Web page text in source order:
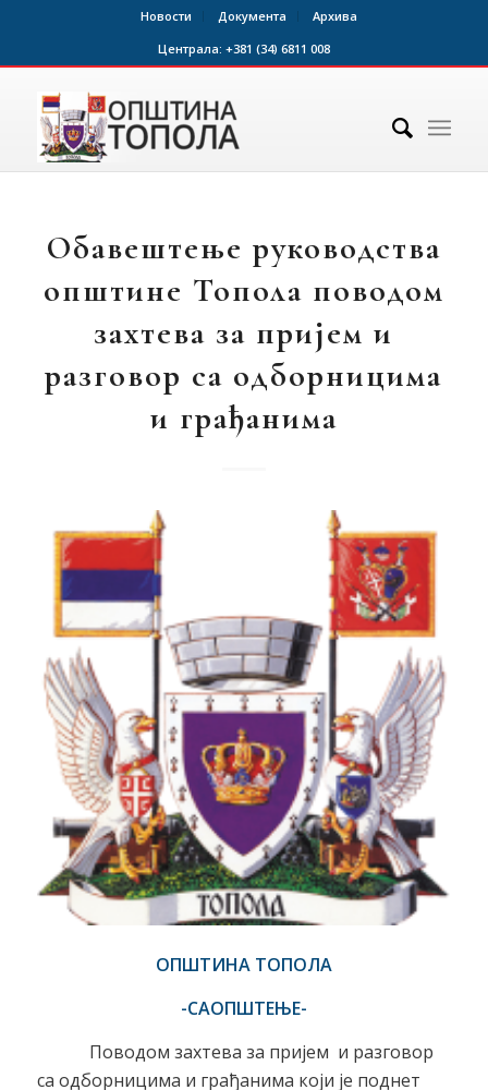
Новости Документа
Архива
Централа: +381 (34) 6811 008
Обавештење руководства
општине Топола поводом
захтева за пријем и
разговор са одборницима
и грађанима
ОПШТИНА ТОПОЛА
-САОПШТЕЊЕ-
Поводом захтева за пријем и разговор
са одборницима и грађанима који је поднет